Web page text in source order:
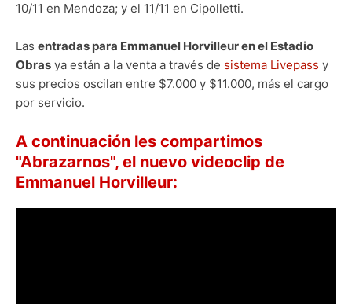
10/11 en Mendoza; y el 11/11 en Cipolletti.
Las entradas para Emmanuel Horvilleur en el Estadio
Obras ya están a la venta a través de sistema Livepass y
sus precios oscilan entre $7.000 y $11.000, más el cargo
por servicio.
A continuación les compartimos
"Abrazarnos", el nuevo videoclip de
Emmanuel Horvilleur: